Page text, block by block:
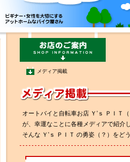
メディア掲載
オートバイと自転車お店 Ｙ'ｓ ＰＩＴ
が、幸運なことに各種メディアで紹介
そんな Ｙ'ｓ ＰＩＴ の勇姿（？）をど